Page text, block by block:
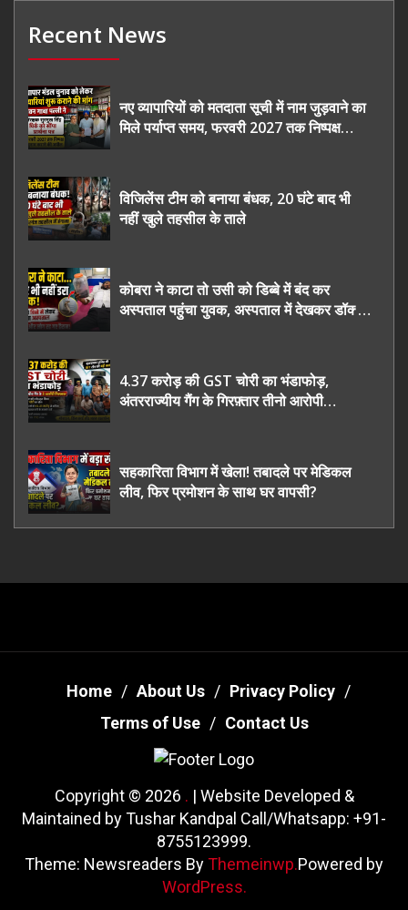
Recent News
नए व्यापारियों को मतदाता सूची में नाम जुड़वाने का
मिले पर्याप्त समय, फरवरी 2027 तक निष्पक्ष
विजिलेंस टीम को बनाया बंधक, 20 घंटे बाद भी
नहीं खुले तहसील के ताले
कोबरा ने काटा तो उसी को डिब्बे में बंद कर
अस्पताल पहुंचा युवक, अस्पताल में देखकर डॉक्टर
4.37 करोड़ की GST चोरी का भंडाफोड़,
अंतरराज्यीय गैंग के गिरफ़्तार तीनो आरोपी
सहकारिता विभाग में खेला! तबादले पर मेडिकल
लीव, फिर प्रमोशन के साथ घर वापसी?
Home About Us
Privacy Policy
Terms of Use
Contact Us
Copyright © 2026 . | Website Developed &
Maintained by Tushar Kandpal Call/Whatsapp: +91-
8755123999.
Theme: Newsreaders By Themeinwp.Powered by
WordPress.